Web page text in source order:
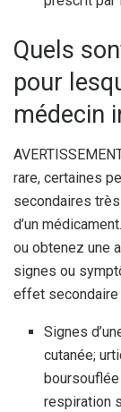
Quels
pour
médecin
rare, certaines
secondaires
d’un
ou obtenez une
signes ou
effet secondaire
Signes
cutanée;
respiration